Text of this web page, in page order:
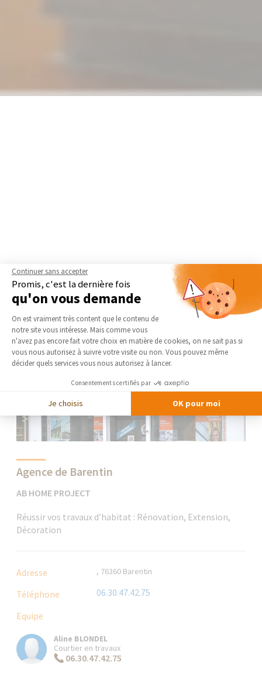
Agence de Barentin
AB HOME PROJECT
Réussir vos travaux d’habitat : Rénovation, Extension,
Décoration
Adresse , 76360 Barentin
Téléphone
06.30.47.42.75
Equipe
Aline BLONDEL
Courtier en travaux
06.30.47.42.75
Continuer sans accepter
Promis, c'est la dernière fois
qu'on vous demande
Plateforme de Gestion du
On est vraiment très content que le contenu de
notre site vous intéresse. Mais comme vous
n'avez pas encore fait votre choix en matière de cookies, on ne sait pas si
vous nous autorisez à suivre votre visite ou non. Vous pouvez même
décider quels services vous nous autorisez à lancer.
Consentements certifiés par
Je choisis OK pour moi
Axeptio consent